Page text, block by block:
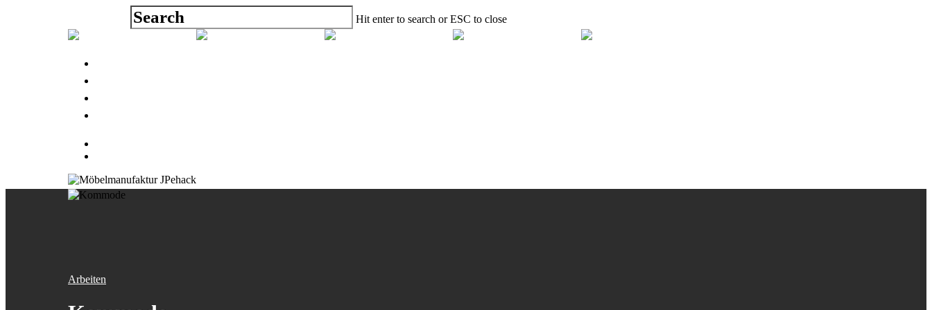
Hit enter to search or ESC to close
Arbeiten